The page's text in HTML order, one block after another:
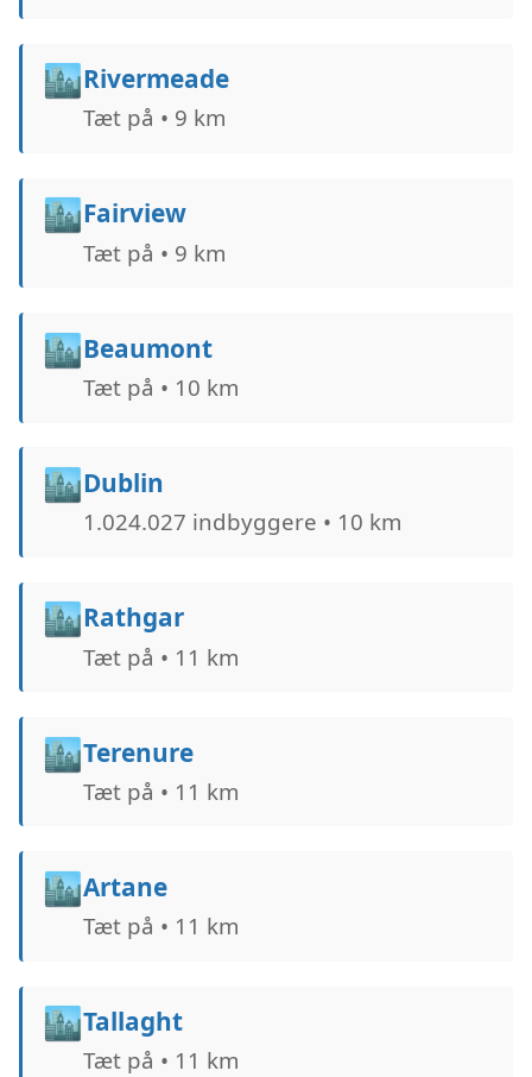
🏙️Rivermeade
Tæt på • 9 km
🏙️Fairview
Tæt på • 9 km
🏙️Beaumont
Tæt på • 10 km
🏙️Dublin
1.024.027 indbyggere • 10 km
🏙️Rathgar
Tæt på • 11 km
🏙️Terenure
Tæt på • 11 km
🏙️Artane
Tæt på • 11 km
🏙️Tallaght
Tæt på • 11 km